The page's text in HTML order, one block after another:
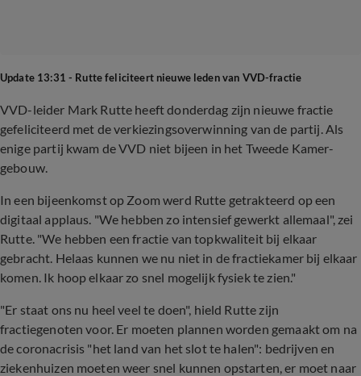
Update 13:31 - Rutte feliciteert nieuwe leden van VVD-fractie
VVD-leider Mark Rutte heeft donderdag zijn nieuwe fractie
gefeliciteerd met de verkiezingsoverwinning van de partij. Als
enige partij kwam de VVD niet bijeen in het Tweede Kamer-
gebouw.
In een bijeenkomst op Zoom werd Rutte getrakteerd op een
digitaal applaus. "We hebben zo intensief gewerkt allemaal", zei
Rutte. "We hebben een fractie van topkwaliteit bij elkaar
gebracht. Helaas kunnen we nu niet in de fractiekamer bij elkaar
komen. Ik hoop elkaar zo snel mogelijk fysiek te zien."
"Er staat ons nu heel veel te doen", hield Rutte zijn
fractiegenoten voor. Er moeten plannen worden gemaakt om na
de coronacrisis "het land van het slot te halen": bedrijven en
ziekenhuizen moeten weer snel kunnen opstarten, er moet naar